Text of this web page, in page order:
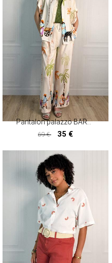
Pantalon palazzo BARTHELEMY
69 €
35 €